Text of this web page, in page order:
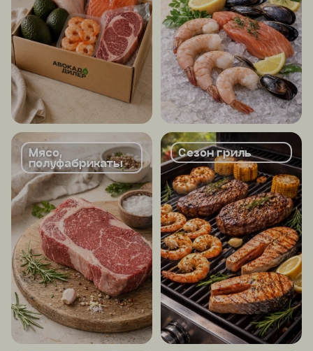
Мясо,
полуфабрикаты
Сезон гриль